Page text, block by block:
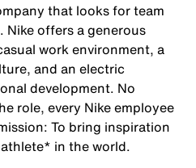
that looks for team
Nike offers a generous
work environment, a
and an electric
development. No
role, every Nike employee
To bring inspiration
in the world.